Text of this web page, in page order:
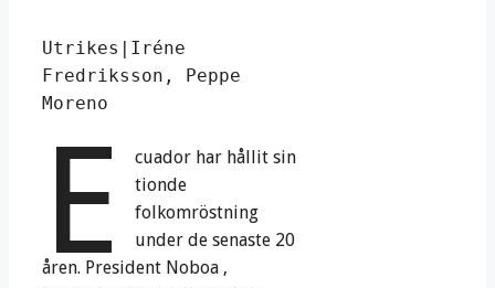
Utrikes|Iréne
Fredriksson, Peppe
Moreno
E
cuador har hållit sin
tionde
folkomröstning
under de senaste 20
åren. President Noboa ,